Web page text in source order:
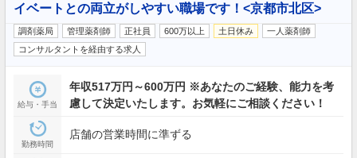
イベートとの両立がしやすい職場です！<京都市北区>
調剤薬局 管理薬剤師 正社員 600万以上 土日休み
一人薬剤師
コンサルタントを経由する求人
給与・手当
年収517万円～600万円 ※あなたのご経験、能力を考
慮して決定いたします。お気軽にご相談ください！
勤務時間
店舗の営業時間に準ずる